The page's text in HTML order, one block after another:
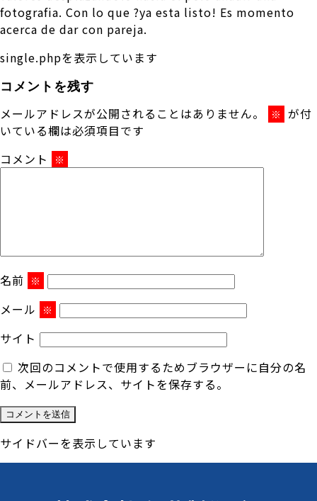
fotografia. Con lo que ?ya esta listo! Es momento
acerca de dar con pareja.
single.phpを表示しています
コメントを残す
メールアドレスが公開されることはありません。 ※ が付
いている欄は必須項目です
コメント
※
名前 ※
メール ※
サイト
次回のコメントで使用するためブラウザーに自分の名
前、メールアドレス、サイトを保存する。
サイドバーを表示しています